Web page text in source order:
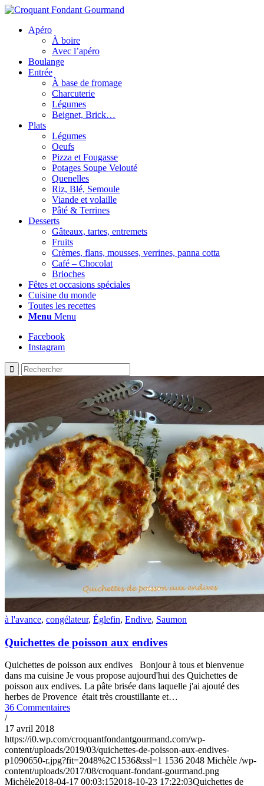
Apéro
À boire
Avec l’apéro
Boulange
Entrée
À base de fromage
Charcuterie
Légumes
Beignet, Brick…
Plats
Légumes
Oeufs
Pizza et Fougasse
Potages Soupe Velouté
Quenelles
Riz, Blé, Semoule
Viande et volaille
Pâté & Terrines
Desserts
Gâteaux, tartes, entremets
Fruits
Crèmes, flans, mousses, verrines, panna cotta
Café – Chocolat
Brioches
Fêtes et occasions spéciales
Cuisine du monde
Toutes les recettes
Menu Menu
Facebook
Instagram
à l'avance, congélateur, Églefin, Endive, Saumon
Quichettes de poisson aux endives
Quichettes de poisson aux endives Bonjour à tous et bienvenue
dans ma cuisine Je vous propose aujourd'hui des Quichettes de
poisson aux endives. La pâte brisée dans laquelle j'ai ajouté des
herbes de Provence était très croustillante et…
36 Commentaires
/
17 avril 2018
https://i0.wp.com/croquantfondantgourmand.com/wp-
content/uploads/2019/03/quichettes-de-poisson-aux-endives-
p1090650-r.jpg?fit=2048%2C1536&ssl=1 1536 2048 Michèle /wp-
content/uploads/2017/08/croquant-fondant-gourmand.png
Michèle2018-04-17 00:03:152018-10-23 17:22:03Quichettes de